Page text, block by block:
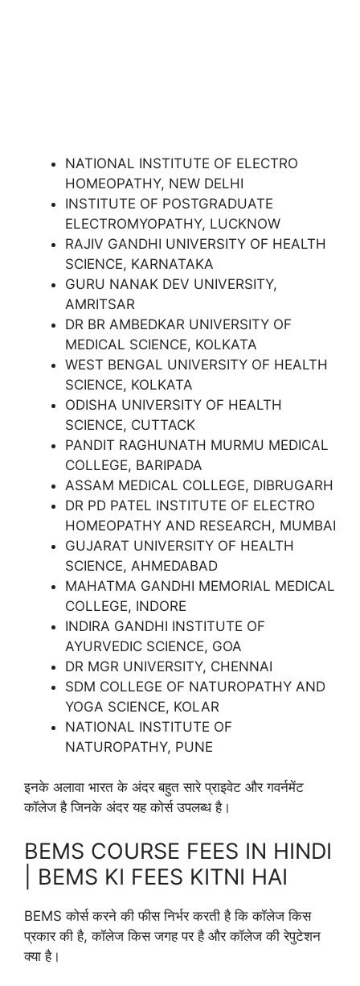
NATIONAL INSTITUTE OF ELECTRO
HOMEOPATHY, NEW DELHI
INSTITUTE OF POSTGRADUATE
ELECTROMYOPATHY, LUCKNOW
RAJIV GANDHI UNIVERSITY OF HEALTH
SCIENCE, KARNATAKA
GURU NANAK DEV UNIVERSITY,
AMRITSAR
DR BR AMBEDKAR UNIVERSITY OF
MEDICAL SCIENCE, KOLKATA
WEST BENGAL UNIVERSITY OF HEALTH
SCIENCE, KOLKATA
ODISHA UNIVERSITY OF HEALTH
SCIENCE, CUTTACK
PANDIT RAGHUNATH MURMU MEDICAL
COLLEGE, BARIPADA
ASSAM MEDICAL COLLEGE, DIBRUGARH
DR PD PATEL INSTITUTE OF ELECTRO
HOMEOPATHY AND RESEARCH, MUMBAI
GUJARAT UNIVERSITY OF HEALTH
SCIENCE, AHMEDABAD
MAHATMA GANDHI MEMORIAL MEDICAL
COLLEGE, INDORE
INDIRA GANDHI INSTITUTE OF
AYURVEDIC SCIENCE, GOA
DR MGR UNIVERSITY, CHENNAI
SDM COLLEGE OF NATUROPATHY AND
YOGA SCIENCE, KOLAR
NATIONAL INSTITUTE OF
NATUROPATHY, PUNE
इनके अलावा भारत के अंदर बहुत सारे प्राइवेट और गवर्नमेंट
कॉलेज है जिनके अंदर यह कोर्स उपलब्ध है।
BEMS COURSE FEES IN HINDI
| BEMS KI FEES KITNI HAI
BEMS कोर्स करने की फीस निर्भर करती है कि कॉलेज किस
प्रकार की है, कॉलेज किस जगह पर है और कॉलेज की रेपुटेशन
क्या है।